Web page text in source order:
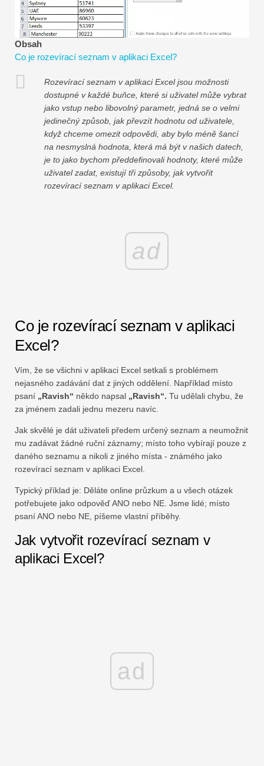
Návody k finančnímu modelování
Plná forma
Výukové programy pro řízení rizik
Obsah
Co je rozevírací seznam v aplikaci Excel?
Rozevírací seznam v aplikaci Excel jsou možnosti
dostupné v každé buňce, které si uživatel může vybrat
jako vstup nebo libovolný parametr, jedná se o velmi
jedinečný způsob, jak převzít hodnotu od uživatele,
když chceme omezit odpovědi, aby bylo méně šancí
na nesmyslná hodnota, která má být v našich datech,
je to jako bychom předdefinovali hodnoty, které může
uživatel zadat, existují tři způsoby, jak vytvořit
rozevírací seznam v aplikaci Excel.
ad
Co je rozevírací seznam v aplikaci
Excel?
Vím, že se všichni v aplikaci Excel setkali s problémem
nejasného zadávání dat z jiných oddělení. Například místo
psaní „Ravish“ někdo napsal „Ravish“. Tu udělali chybu, že
za jménem zadali jednu mezeru navíc.
Jak skvělé je dát uživateli předem určený seznam a neumožnit
mu zadávat žádné ruční záznamy; místo toho vybírají pouze z
daného seznamu a nikoli z jiného místa - známého jako
rozevírací seznam v aplikaci Excel.
Typický příklad je: Děláte online průzkum a u všech otázek
potřebujete jako odpověď ANO nebo NE. Jsme lidé; místo
psaní ANO nebo NE, píšeme vlastní příběhy.
Jak vytvořit rozevírací seznam v
aplikaci Excel?
ad